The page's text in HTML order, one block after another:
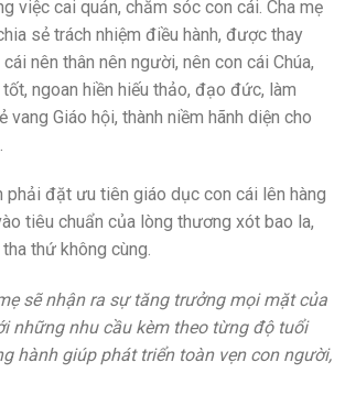
việc cai quản, chăm sóc con cái. Cha mẹ
sẻ trách nhiệm điều hành, được thay
nên thân nên người, nên con cái Chúa,
ngoan hiền hiếu thảo, đạo đức, làm
vang Giáo hội, thành niềm hãnh diện cho
phải đặt ưu tiên giáo dục con cái lên hàng
tiêu chuẩn của lòng thương xót bao la,
thứ không cùng.
sẽ nhận ra sự tăng trưởng mọi mặt của
những nhu cầu kèm theo từng độ tuổi
hành giúp phát triển toàn vẹn con người,